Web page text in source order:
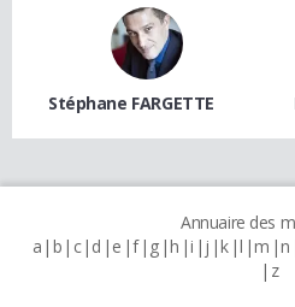
Stéphane FARGETTE
Annuaire des
a b c d e f g h i j k l m n
z